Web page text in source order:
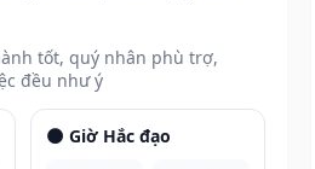
tốt, quý nhân phù trợ,
đều như ý
🌑 Giờ Hắc đạo